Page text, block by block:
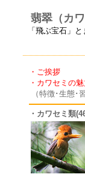
翡翠（カ
「飛ぶ宝石」
・ご挨拶
・カワセミの魅
（特徴･生態･
・カワセミ類